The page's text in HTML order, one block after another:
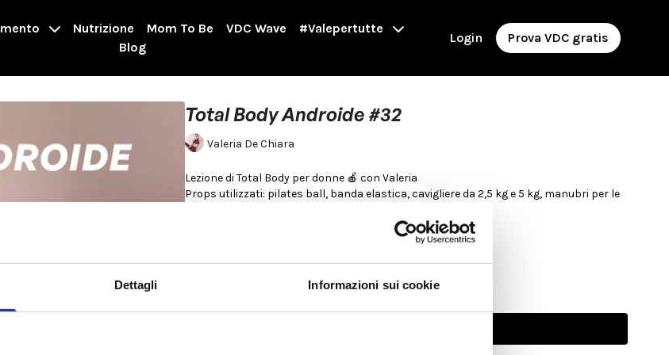
Dettagli Informazioni sui cookie
Nutrizione Mom To Be VDC Wave
#Valepertutte
Blog
Login Prova VDC gratis
Total Body Androide #32
Valeria De Chiara
Lezione di Total Body per donne 🍎 con Valeria
Props utilizzati: pilates ball, banda elastica, cavigliere da 2,5 kg e 5 kg, manubri per le